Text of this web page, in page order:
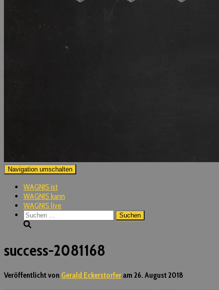
Navigation umschalten
WAGNIS ist
WAGNIS kann
WAGNIS live
Suchen
nach:
success-2081168
Veröffentlicht von Gerald Eckerstorfer am 26. August 2018